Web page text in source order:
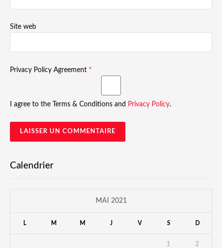
Site web
Privacy Policy Agreement *
I agree to the Terms & Conditions and Privacy Policy.
Calendrier
MAI 2021
L M M J V S D
1 2